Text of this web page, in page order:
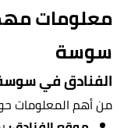
معلومات
سوسة
الفنادق في
من أهم المعلومات